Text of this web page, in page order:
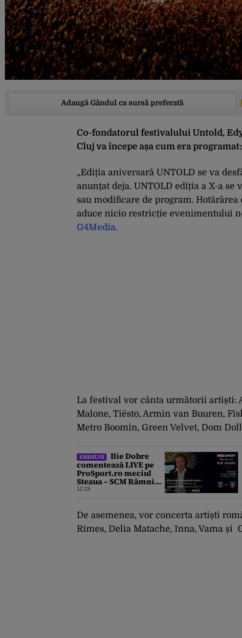
Adaugă Gândul ca sursă preferată
Co-fondatorul festivalului Untold,
Cluj va începe așa cum era
„Ediția aniversară UNTOLD se va
anunțat deja. UNTOLD ediția a X-a
sau modificare de program.
aduce nicio restricție evenimentului
G4Media.
La festival vor cânta următorii artiști:
Malone, Tiësto, Armin van Buuren,
Metro Boomin, Green Velvet, Dom
EMISIUNI
Ilie Dobre
comentează LIVE pe
ProSport.ro meciul
Steaua – SCM Râmnicu
Vâlcea, sâmbătă, 8
12:19
De asemenea, vor concerta artiști
Rimes, Delia Matache, Inna, Vama și